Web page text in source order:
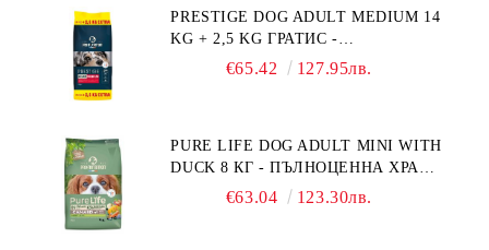
"РЕГУЛИРАНЕ НА ВНОСА НА
ГЛЮКОЗА (DIABETES MELLITUS)."
PRESTIGE DOG ADULT MEDIUM 14
KG + 2,5 KG ГРАТИС -
ПЪЛНОЦЕННА ХРАНА ЗА
€65.42 127.95лв.
PURE LIFE DOG ADULT MINI WITH
DUCK 8 КГ - ПЪЛНОЦЕННА ХРАНА
ЗА ПОРАСНАЛИ КУЧЕТА ОТ
€63.04 123.30лв.